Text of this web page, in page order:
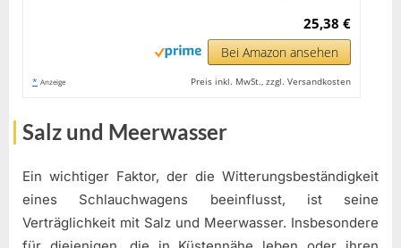
25,38 €
Bei Amazon ansehen
* Anzeige Preis inkl. MwSt., zzgl. Versandkosten
Salz und Meerwasser
Ein wichtiger Faktor, der die Witterungsbeständigkeit
eines Schlauchwagens beeinflusst, ist seine
Verträglichkeit mit Salz und Meerwasser. Insbesondere